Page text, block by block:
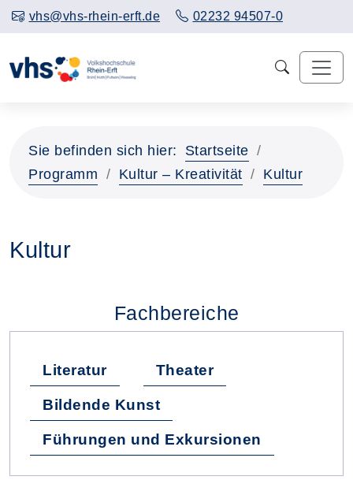
vhs@vhs-rhein-erft.de 02232 94507-0
Sie befinden sich hier:
Startseite
Programm
Kultur – Kreativität Kultur
Kultur
Fachbereiche
Literatur Theater
Bildende Kunst
Führungen und Exkursionen